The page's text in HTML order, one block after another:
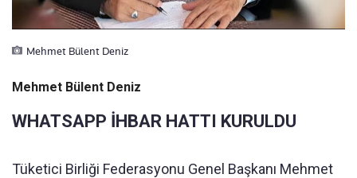
Mehmet Bülent Deniz
Mehmet Bülent Deniz
WHATSAPP İHBAR HATTI KURULDU
Tüketici Birliği Federasyonu Genel Başkanı Mehmet